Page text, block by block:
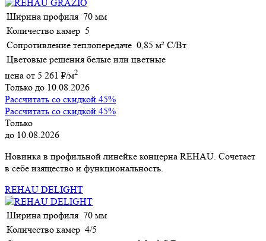
Ширина профиля 70 мм
Количество камер 5
Сопротивление теплопередаче 0,85 м² С/Вт
Цветовые решения белые или цветные
цена от 5 261 ₽/м2
Только до 10.08.2026
Рассчитать со скидкой 45%
Рассчитать со скидкой 45%
Только
до 10.08.2026
Новинка в профильной линейке концерна REHAU. Сочетает
в себе изящество и функциональность.
REHAU DELIGHT
Ширина профиля 70 мм
Количество камер 4/5